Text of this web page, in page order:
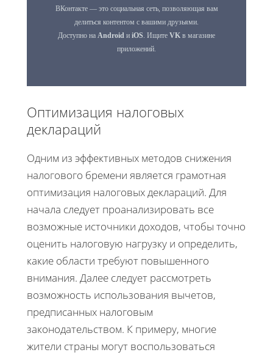
Оптимизация налоговых
деклараций
Одним из эффективных методов снижения
налогового бремени является грамотная
оптимизация налоговых деклараций. Для
начала следует проанализировать все
возможные источники доходов, чтобы точно
оценить налоговую нагрузку и определить,
какие области требуют повышенного
внимания. Далее следует рассмотреть
возможность использования вычетов,
предписанных налоговым
законодательством. К примеру, многие
жители страны могут воспользоваться